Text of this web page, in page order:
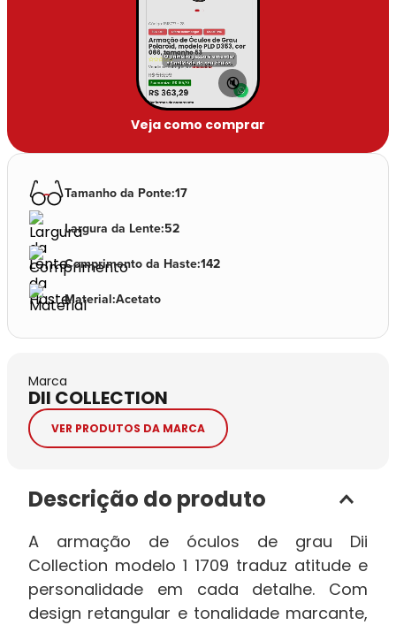
🔇
Veja como comprar
Tamanho da Ponte:17
Largura da Lente:52
Comprimento da Haste:142
Material:Acetato
Marca
DII COLLECTION
VER PRODUTOS DA MARCA
Descrição do produto
A armação de óculos de grau Dii
Collection modelo 1 1709 traduz atitude e
personalidade em cada detalhe. Com
design retangular e tonalidade marcante,